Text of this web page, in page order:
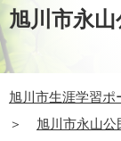
旭川市永
旭川市生涯学習ポ
＞
旭川市永山公